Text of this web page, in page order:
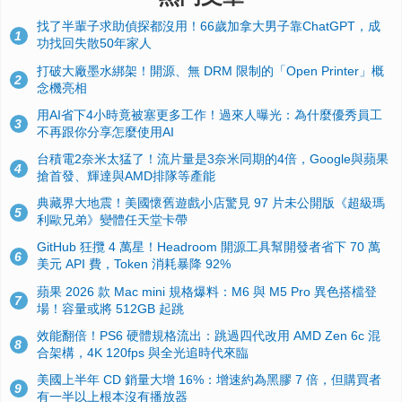
1
找了半輩子求助偵探都沒用！66歲加拿大男子靠ChatGPT，成
功找回失散50年家人
2
打破大廠墨水綁架！開源、無 DRM 限制的「Open Printer」概
念機亮相
3
用AI省下4小時竟被塞更多工作！過來人曝光：為什麼優秀員工
不再跟你分享怎麼使用AI
4
台積電2奈米太猛了！流片量是3奈米同期的4倍，Google與蘋果
搶首發、輝達與AMD排隊等產能
5
典藏界大地震！美國懷舊遊戲小店驚見 97 片未公開版《超級瑪
利歐兄弟》變體任天堂卡帶
6
GitHub 狂攬 4 萬星！Headroom 開源工具幫開發者省下 70 萬
美元 API 費，Token 消耗暴降 92%
7
蘋果 2026 款 Mac mini 規格爆料：M6 與 M5 Pro 異色搭檔登
場！容量或將 512GB 起跳
8
效能翻倍！PS6 硬體規格流出：跳過四代改用 AMD Zen 6c 混
合架構，4K 120fps 與全光追時代來臨
9
美國上半年 CD 銷量大增 16%：增速約為黑膠 7 倍，但購買者
有一半以上根本沒有播放器